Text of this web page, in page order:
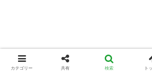
カテゴリー 共有 検索 ト